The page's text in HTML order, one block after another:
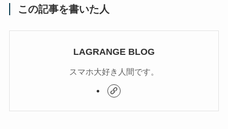
この記事を書いた人
LAGRANGE BLOG
スマホ大好き人間です。